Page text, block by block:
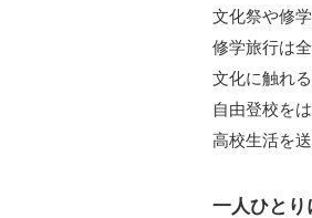
文化祭や修
修学旅行は
文化に触れ
自由登校を
高校生活を
一人ひとり